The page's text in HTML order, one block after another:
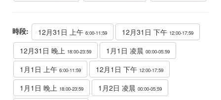
時段: 12月31日 上午 6:00-11:59 12月31日 下午 12:00-17:59
12月31日 晚上 18:00-23:59 1月1日 凌晨 00:00-05:59
1月1日 上午 6:00-11:59 12月1日 下午 12:00-17:59
1月1日 晚上 18:00-23:59 1月2日 凌晨 00:00-05:59